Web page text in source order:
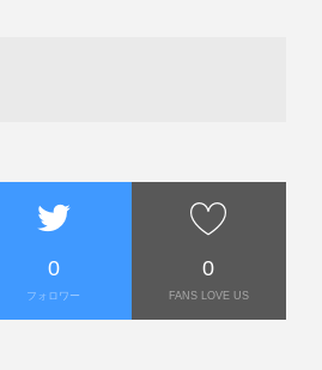
0
フォロワー
0
FANS LOVE US